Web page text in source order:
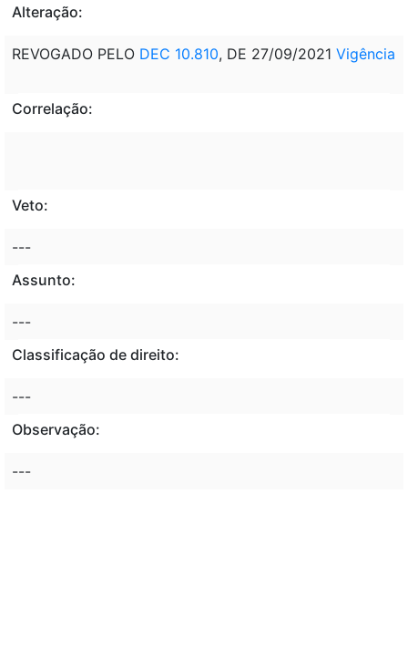
Alteração:
REVOGADO PELO DEC 10.810, DE 27/09/2021 Vigência
Correlação:
Veto:
---
Assunto:
---
Classificação de direito:
---
Observação:
---